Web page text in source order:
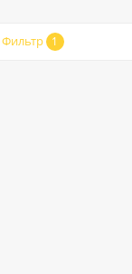
Фильтр 1